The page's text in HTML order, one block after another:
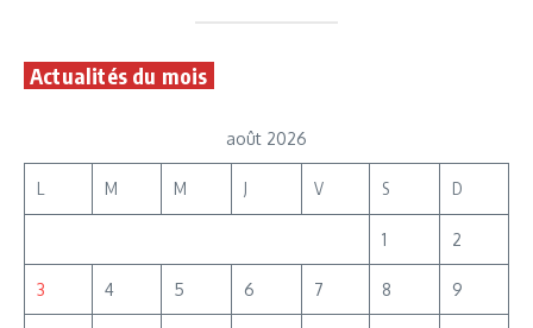
Actualités du mois
août 2026
L M M J V S D
1 2
3 4 5 6 7 8 9